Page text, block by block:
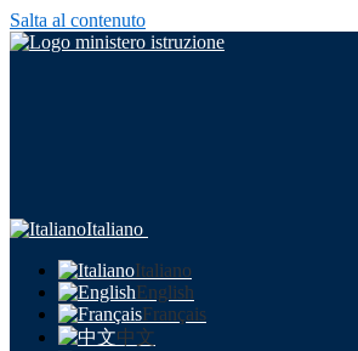
Salta al contenuto
Italiano
Italiano
English
Français
中文